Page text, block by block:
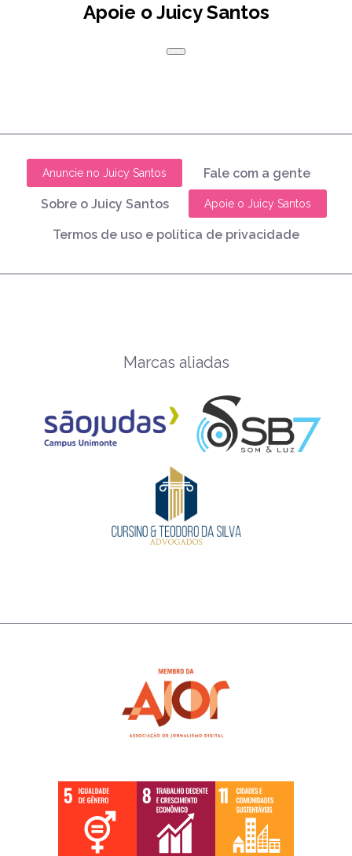
Apoie o Juicy Santos
Anuncie no Juicy Santos Fale com a gente
Sobre o Juicy Santos Apoie o Juicy Santos
Termos de uso e política de privacidade
Marcas aliadas